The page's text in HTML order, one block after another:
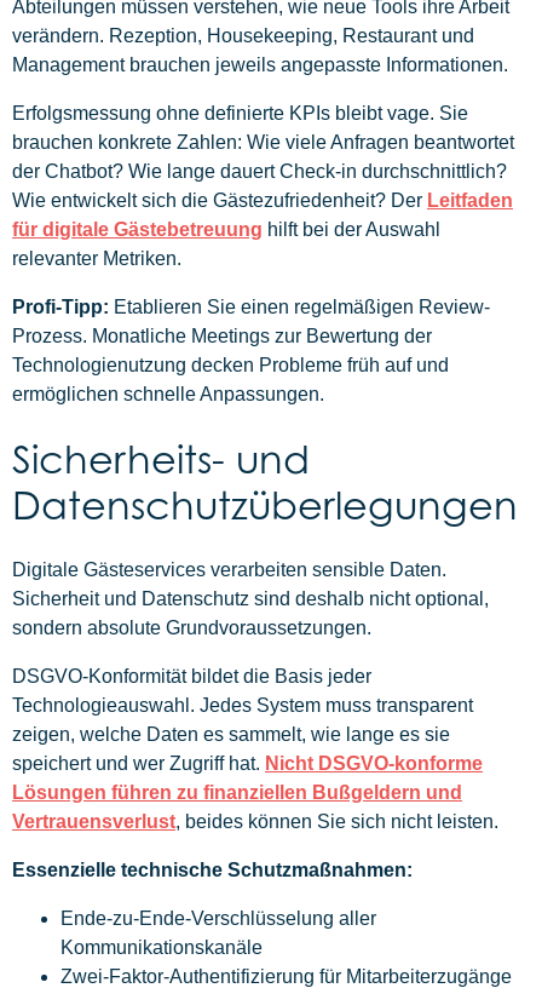
Abteilungen müssen verstehen, wie neue Tools ihre Arbeit
verändern. Rezeption, Housekeeping, Restaurant und
Management brauchen jeweils angepasste Informationen.
Erfolgsmessung ohne definierte KPIs bleibt vage. Sie
brauchen konkrete Zahlen: Wie viele Anfragen beantwortet
der Chatbot? Wie lange dauert Check-in durchschnittlich?
Wie entwickelt sich die Gästezufriedenheit? Der Leitfaden
für digitale Gästebetreuung hilft bei der Auswahl
relevanter Metriken.
Profi-Tipp: Etablieren Sie einen regelmäßigen Review-
Prozess. Monatliche Meetings zur Bewertung der
Technologienutzung decken Probleme früh auf und
ermöglichen schnelle Anpassungen.
Sicherheits- und
Datenschutzüberlegungen
Digitale Gästeservices verarbeiten sensible Daten.
Sicherheit und Datenschutz sind deshalb nicht optional,
sondern absolute Grundvoraussetzungen.
DSGVO-Konformität bildet die Basis jeder
Technologieauswahl. Jedes System muss transparent
zeigen, welche Daten es sammelt, wie lange es sie
speichert und wer Zugriff hat. Nicht DSGVO-konforme
Lösungen führen zu finanziellen Bußgeldern und
Vertrauensverlust, beides können Sie sich nicht leisten.
Essenzielle technische Schutzmaßnahmen:
Ende-zu-Ende-Verschlüsselung aller
Kommunikationskanäle
Zwei-Faktor-Authentifizierung für Mitarbeiterzugänge